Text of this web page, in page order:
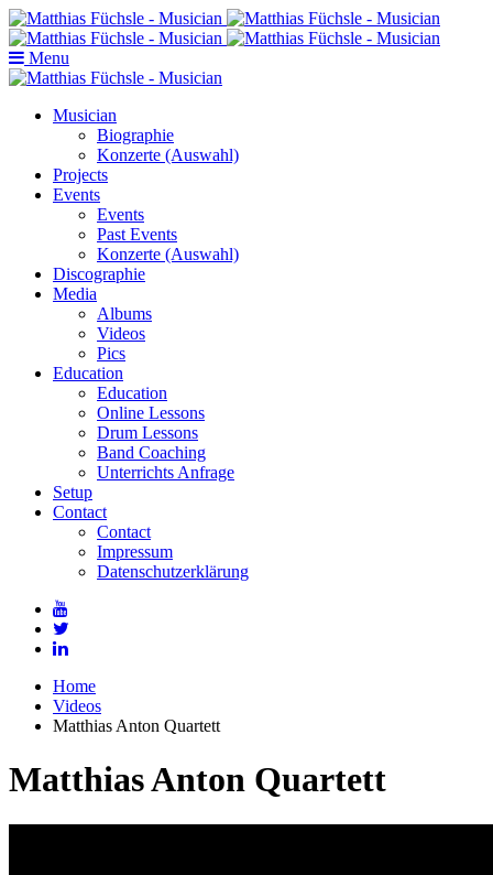
Menu
Musician
Biographie
Konzerte (Auswahl)
Projects
Events
Events
Past Events
Konzerte (Auswahl)
Discographie
Media
Albums
Videos
Pics
Education
Education
Online Lessons
Drum Lessons
Band Coaching
Unterrichts Anfrage
Setup
Contact
Contact
Impressum
Datenschutzerklärung
Home
Videos
Matthias Anton Quartett
Matthias Anton Quartett